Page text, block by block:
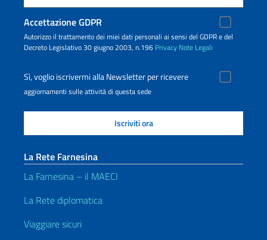
Accettazione GDPR
Autorizzo il trattamento dei miei dati personali ai sensi del GDPR e del
Decreto Legislativo 30 giugno 2003, n.196 Privacy Note Legali
Sì, voglio iscrivermi alla Newsletter per ricevere
aggiornamenti sulle attività di questa sede
La Rete Farnesina
La Farnesina – il MAECI
La Rete diplomatica
Viaggiare sicuri